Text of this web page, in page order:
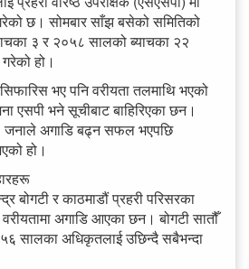
छ। सोमबार साँझ बसेको समितिको
३ र २०५८ सालको ब्याचका २२
हो।
भए पनि वरीयता तलमाथि भएको
एसपी भने सूचीबाट बाहिरिएका छन।
जनाले अगाडि बढ्न सफल भएपछि
हो।
बोगटी र काठमाडौं प्रहरी परिसरका
अगाडि आएका छन। बोगटी सातौँ
सालका अधिकृतलाई उछिन्दै सबैभन्दा